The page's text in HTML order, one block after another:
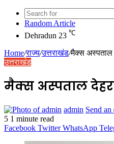
Random Article
Dehradun 23 ℃
Home/राज्य/उत्तराखंड/मैक्स अस्पताल
उत्तराखंड
मैक्स अस्पताल
admin Send an
5 1 minute read
Facebook Twitter WhatsApp